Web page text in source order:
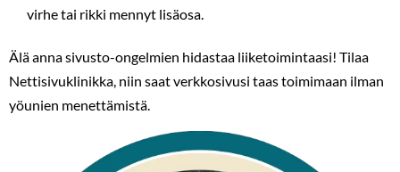
virhe tai rikki mennyt lisäosa.
Älä anna sivusto-ongelmien hidastaa liiketoimintaasi! Tilaa
Nettisivuklinikka, niin saat verkkosivusi taas toimimaan ilman
yöunien menettämistä.